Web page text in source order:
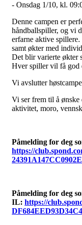
- Onsdag 1/10, kl.
Denne campen er
håndballspiller, og vi
erfarne aktive
samt økter med
Det blir varierte økter
Hver spiller vil få
Vi avslutter
Vi ser frem til å
aktivitet, moro,
Påmelding for deg
https://
Påmelding for deg
IL: https://